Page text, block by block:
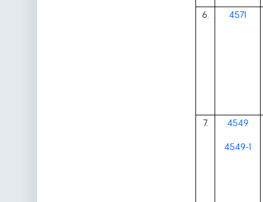
6. 4571
7. 4549
4549-1